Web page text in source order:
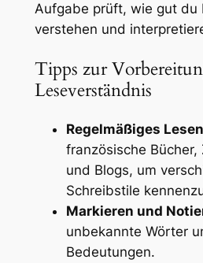
Aufgabe prüft, wie gut du
verstehen und
Tipps zur
Leseverständnis
Regelmäßiges
französische
und Blogs, um
Schreibstile
Markieren und
unbekannte Wörter
Bedeutungen.